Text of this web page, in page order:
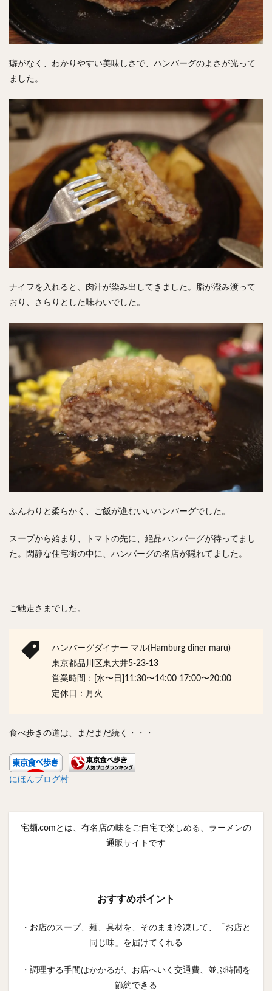
癖がなく、わかりやすい美味しさで、ハンバーグのよさが光って
ました。
ナイフを入れると、肉汁が染み出してきました。脂が澄み渡って
おり、さらりとした味わいでした。
ふんわりと柔らかく、ご飯が進むいいハンバーグでした。
スープから始まり、トマトの先に、絶品ハンバーグが待ってまし
た。閑静な住宅街の中に、ハンバーグの名店が隠れてました。
ご馳走さまでした。
ハンバーグダイナー マル(Hamburg diner maru)
東京都品川区東大井5-23-13
営業時間：[水〜日]11:30〜14:00 17:00〜20:00
定休日：月火
食べ歩きの道は、まだまだ続く・・・
にほんブログ村
宅麺.comとは、有名店の味をご自宅で楽しめる、ラーメンの
通販サイトです
おすすめポイント
・お店のスープ、麺、具材を、そのまま冷凍して、「お店と
同じ味」を届けてくれる
・調理する手間はかかるが、お店へいく交通費、並ぶ時間を
節約できる